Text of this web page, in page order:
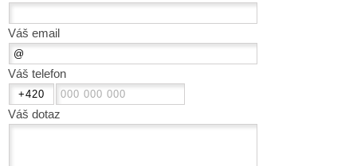
Váš email
Váš telefon
Váš dotaz